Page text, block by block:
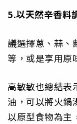
5.以天然辛香料
議選擇蔥、蒜、
等，或是享用原
高敏敏也總結表
油，可以將火鍋
以原型食物為主